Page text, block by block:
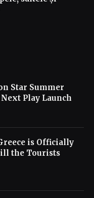
Star Summer
Play Launch
is Officially
the Tourists